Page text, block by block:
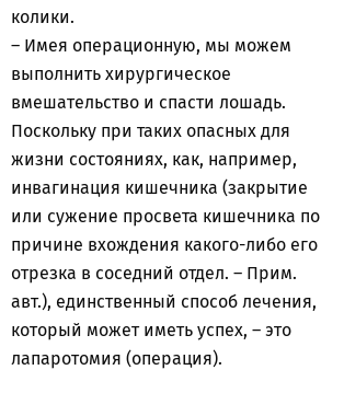
колики.
– Имея операционную, мы можем
выполнить хирургическое
вмешательство и спасти лошадь.
Поскольку при таких опасных для
жизни состояниях, как, например,
инвагинация кишечника (закрытие
или сужение просвета кишечника по
причине вхождения какого-либо его
отрезка в соседний отдел. – Прим.
авт.), единственный способ лечения,
который может иметь успех, – это
лапаротомия (операция).